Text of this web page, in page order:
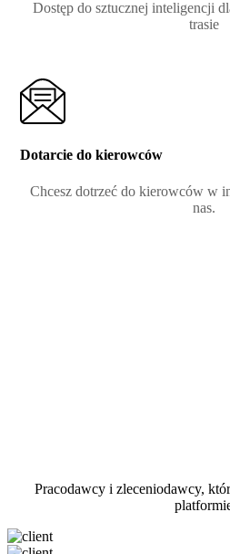
Dostęp do sztucznej inteligencji
trasie
Dotarcie do kierowców
Chcesz dotrzeć do kierowców w
nas.
Pracodawcy i zleceniodawcy,